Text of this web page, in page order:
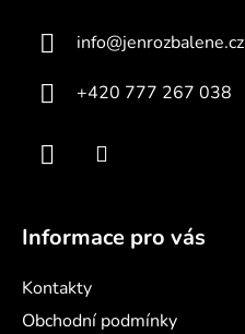
info@jenrozbalene.cz
+420 777 267 038
Informace pro vás
Kontakty
Obchodní podmínky